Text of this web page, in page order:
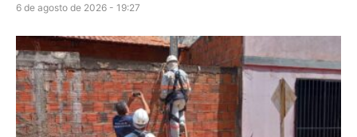
6 de agosto de 2026 - 19:27